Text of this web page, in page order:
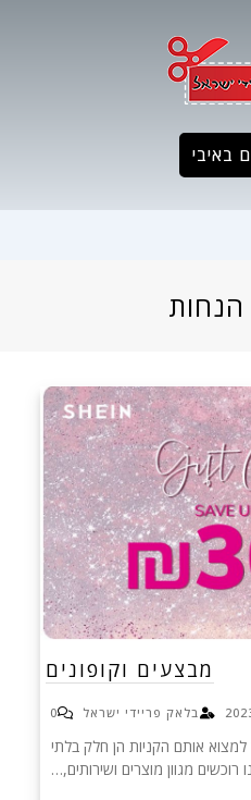
באיבי
הנחות
מבצעים וקופונים
בלאק פריידי ישראל 0
למצוא אותם הקניות הן חלק בלתי
רוכשים מגוון מוצרים ושירותים,…